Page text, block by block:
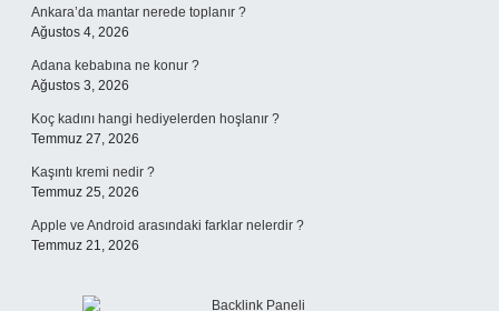
Ankara’da mantar nerede toplanır ?
Ağustos 4, 2026
Adana kebabına ne konur ?
Ağustos 3, 2026
Koç kadını hangi hediyelerden hoşlanır ?
Temmuz 27, 2026
Kaşıntı kremi nedir ?
Temmuz 25, 2026
Apple ve Android arasındaki farklar nelerdir ?
Temmuz 21, 2026